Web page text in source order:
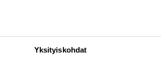
Yksityiskohdat
Kesä on jälleen ollut Vestian
sujuvaa arkea ovat olleet kesäläisemme,
Lue lisää »